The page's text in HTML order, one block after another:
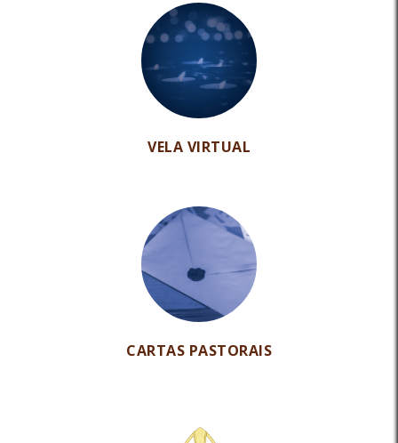
VELA VIRTUAL
CARTAS PASTORAIS